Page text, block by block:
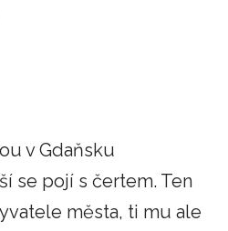
v Gdaňsku
se pojí s čertem. Ten
města, ti mu ale